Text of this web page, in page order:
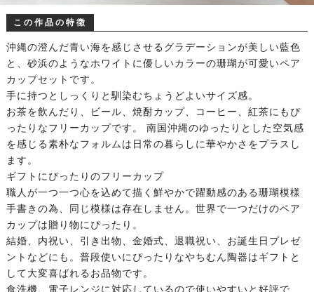
この作品の特徴
沖縄の澄んだ青い海を感じさせるグラデーションが美しい藍色
と、砂浜のようなホワイトに優しいカラーの珊瑚が可愛いペア
カップセットです。
手に持つとしっくりと馴染むちょうどよいサイズ感。
お茶を飲んだり、ビール、焼酎カップ、コーヒー、紅茶にもぴ
ったりなフリーカップです。 南国沖縄のゆったりとした空気感
を感じる素朴なフォルムは日常の暮らしに華やかさをプラスし
ます。
ギフトにぴったりのフリーカップ
職人が一つ一つ心を込めて描く鮮やかで躍動感のある珊瑚模様
手書きの為、同じ模様は存在しません。世界で一つだけのペア
カップは贈り物にぴったり。
結婚、内祝い、引き出物、金婚式、退職祝い、お誕生日プレゼ
ントなどにも。普段使いにぴったりなやちむん陶器はギフトと
して大変喜ばれるお品物です。
食洗機、電子レンジに対応しているので使いやすいと好評で